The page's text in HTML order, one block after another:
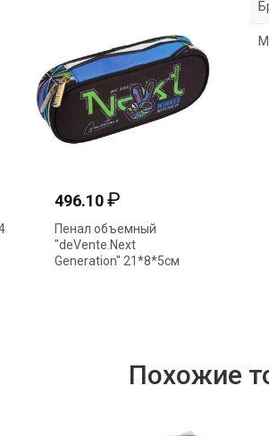
496.10₽
Пенал объемный
"deVente.Next
Generation" 21*8*5см
Похожие